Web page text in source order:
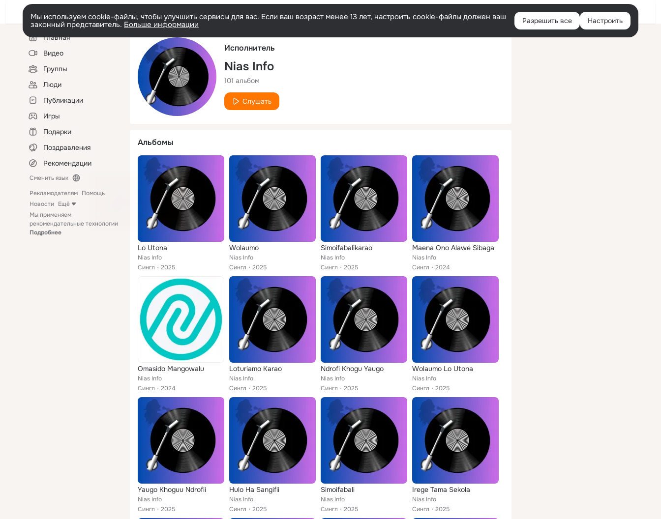
Русский Войти
Мы используем cookie-файлы, чтобы улучшить сервисы для вас. Если ваш возраст менее 13 лет, настроить cookie-файлы должен ваш
законный представитель. Больше информации Разрешить все Настроить
Левая
колонкаГлавная
Видео
Группы
Люди
Публикации
Игры
Подарки
Поздравления
Рекомендации
Сменить язык
Рекламодателям Помощь
Новости Ещё
Мы применяем
рекомендательные технологии
Подробнее
Исполнитель
Nias Info
101 альбом
Слушать
Альбомы
Lo Utona
Nias Info
Сингл
2025
Wolaumo
Nias Info
Сингл
2025
Simoifabalikarao
Nias Info
Сингл
2025
Maena Ono Alawe Sibaga
Nias Info
Сингл
2024
Omasido Mangowalu
Nias Info
Сингл
2024
Loturiamo Karao
Nias Info
Сингл
2025
Ndrofi Khogu Yaugo
Nias Info
Сингл
2025
Wolaumo Lo Utona
Nias Info
Сингл
2025
Yaugo Khoguu Ndrofii
Nias Info
Сингл
2025
Hulo Ha Sangifii
Nias Info
Сингл
2025
Simoifabali
Nias Info
Сингл
2025
Irege Tama Sekola
Nias Info
Сингл
2025